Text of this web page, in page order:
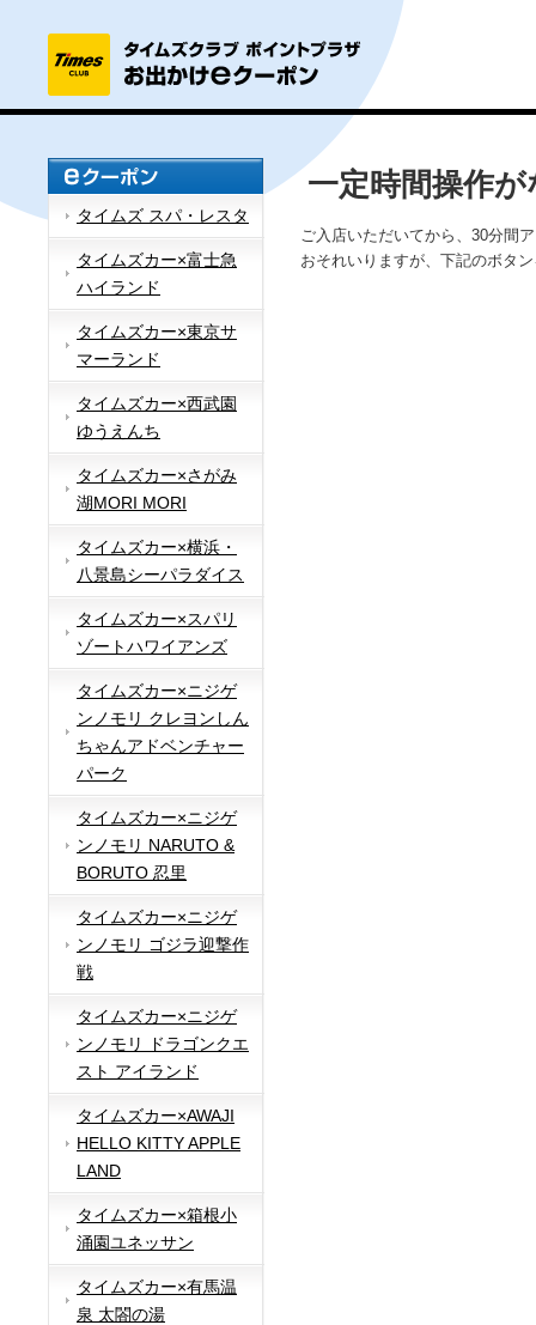
タイムズ スパ・レスタ
タイムズカー×富士急
ハイランド
タイムズカー×東京サ
マーランド
タイムズカー×西武園
ゆうえんち
タイムズカー×さがみ
湖MORI MORI
タイムズカー×横浜・
八景島シーパラダイス
タイムズカー×スパリ
ゾートハワイアンズ
タイムズカー×ニジゲ
ンノモリ クレヨンしん
ちゃんアドベンチャー
パーク
タイムズカー×ニジゲ
ンノモリ NARUTO &
BORUTO 忍里
タイムズカー×ニジゲ
ンノモリ ゴジラ迎撃作
戦
タイムズカー×ニジゲ
ンノモリ ドラゴンクエ
スト アイランド
タイムズカー×AWAJI
HELLO KITTY APPLE
LAND
タイムズカー×箱根小
涌園ユネッサン
タイムズカー×有馬温
泉 太閤の湯
一定時間操作
ご入店いただいてから、30分間
おそれいりますが、下記のボタ